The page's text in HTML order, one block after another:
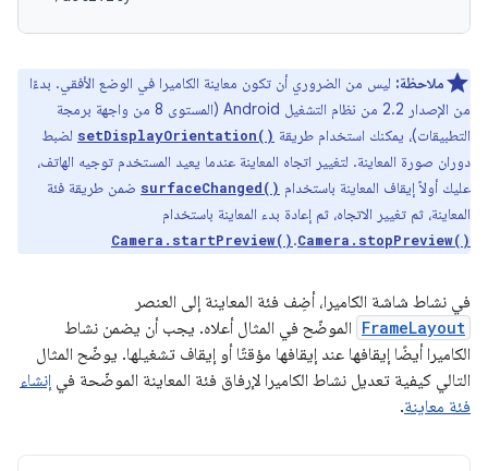
ملاحظة: ليس من الضروري أن تكون معاينة الكاميرا في الوضع الأفقي. بدءًا
من الإصدار 2.2 من نظام التشغيل Android (المستوى 8 من واجهة برمجة
التطبيقات)، يمكنك استخدام طريقة setDisplayOrientation() لضبط
دوران صورة المعاينة. لتغيير اتجاه المعاينة عندما يعيد المستخدم توجيه الهاتف،
عليك أولاً إيقاف المعاينة باستخدام surfaceChanged() ضمن طريقة فئة
المعاينة، ثم تغيير الاتجاه، ثم إعادة بدء المعاينة باستخدام
Camera.stopPreview()
.
Camera.startPreview()
في نشاط شاشة الكاميرا، أضِف فئة المعاينة إلى العنصر
FrameLayout الموضّح في المثال أعلاه. يجب أن يضمن نشاط
الكاميرا أيضًا إيقافها عند إيقافها مؤقتًا أو إيقاف تشغيلها. يوضّح المثال
التالي كيفية تعديل نشاط الكاميرا لإرفاق فئة المعاينة الموضّحة في إنشاء
فئة معاينة.